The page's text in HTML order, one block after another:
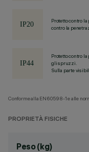
Protetto contro
contro la
Protetto contro
gli spruzzi.
Sulla parte
Conforme alla EN60598-1 e alle
PROPRIETÀ FISICHE
Peso (kg)